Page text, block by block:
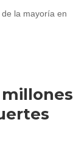
la mayoría en
millones